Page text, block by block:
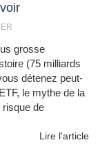
grosse
(75 milliards
détenez peut-
le mythe de la
de
Lire l'article